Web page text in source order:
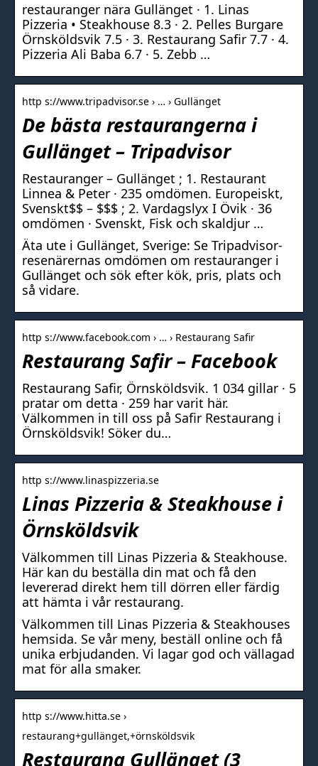
restauranger nära Gullänget · 1. Linas
Pizzeria • Steakhouse 8.3 · 2. Pelles Burgare
Örnsköldsvik 7.5 · 3. Restaurang Safir 7.7 · 4.
Pizzeria Ali Baba 6.7 · 5. Zebb …
http s://www.tripadvisor.se › … › Gullänget
De bästa restaurangerna i
Gullänget – Tripadvisor
Restauranger – Gullänget ; 1. Restaurant
Linnea & Peter · 235 omdömen. Europeiskt,
Svenskt$$ – $$$ ; 2. Vardagslyx I Övik · 36
omdömen · Svenskt, Fisk och skaldjur …
Äta ute i Gullänget, Sverige: Se Tripadvisor-
resenärernas omdömen om restauranger i
Gullänget och sök efter kök, pris, plats och
så vidare.
http s://www.facebook.com › … › Restaurang Safir
Restaurang Safir – Facebook
Restaurang Safir, Örnsköldsvik. 1 034 gillar · 5
pratar om detta · 259 har varit här.
Välkommen in till oss på Safir Restaurang i
Örnsköldsvik! Söker du…
http s://www.linaspizzeria.se
Linas Pizzeria & Steakhouse i
Örnsköldsvik
Välkommen till Linas Pizzeria & Steakhouse.
Här kan du beställa din mat och få den
levererad direkt hem till dörren eller färdig
att hämta i vår restaurang.
Välkommen till Linas Pizzeria & Steakhouses
hemsida. Se vår meny, beställ online och få
unika erbjudanden. Vi lagar god och vällagad
mat för alla smaker.
http s://www.hitta.se ›
restaurang+gullänget,+örnsköldsvik
Restaurang Gullänget (3